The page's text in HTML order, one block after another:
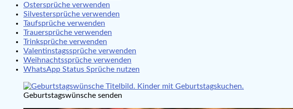
Ostersprüche verwenden
Silvestersprüche verwenden
Taufsprüche verwenden
Trauersprüche verwenden
Trinksprüche verwenden
Valentinstagssprüche verwenden
Weihnachtssprüche verwenden
WhatsApp Status Sprüche nutzen
Geburtstagswünsche senden